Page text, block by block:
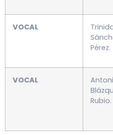
VOCAL
Pérez.
VOCAL
Rubio.